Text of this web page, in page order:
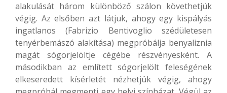
alakulását három különböző szálon követhetjük
végig. Az elsőben azt látjuk, ahogy egy kispályás
ingatlanos (Fabrizio Bentivoglio szédületesen
tenyérbemászó alakítása) megpróbálja benyaliznia
magát sógorjelöltje cégébe részvényesként. A
másodikban az említett sógorjelölt feleségének
elkeseredett kísérletét nézhetjük végig, ahogy